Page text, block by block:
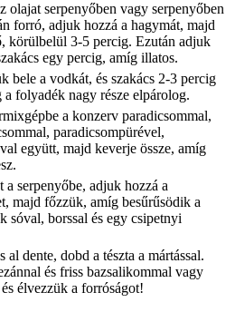
olajat serpenyőben vagy serpenyőben
forró, adjuk hozzá a hagymát, majd
körülbelül 3-5 percig. Ezután adjuk
egy percig, amíg illatos.
bele a vodkát, és szakács 2-3 percig
folyadék nagy része elpárolog.
a konzerv paradicsommal,
paradicsompürével,
együtt, majd keverje össze, amíg
a serpenyőbe, adjuk hozzá a
majd főzzük, amíg besűrűsödik a
sóval, borssal és egy csipetnyi
al dente, dobd a tészta a mártással.
és friss bazsalikommal vagy
élvezzük a forróságot!